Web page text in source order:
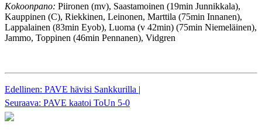
Kokoonpano: Piironen (mv), Saastamoinen (19min Junnikkala),
Kauppinen (C), Riekkinen, Leinonen, Marttila (75min Innanen),
Lappalainen (83min Eyob), Luoma (v 42min) (75min Niemeläinen),
Jammo, Toppinen (46min Pennanen), Vidgren
Edellinen: PAVE hävisi Sankkurilla |
Seuraava: PAVE kaatoi ToUn 5-0